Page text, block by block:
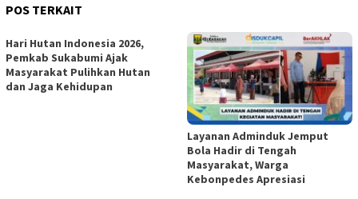
POS TERKAIT
Hari Hutan Indonesia 2026,
Pemkab Sukabumi Ajak
Masyarakat Pulihkan Hutan
dan Jaga Kehidupan
Layanan Adminduk Jemput
Bola Hadir di Tengah
Masyarakat, Warga
Kebonpedes Apresiasi